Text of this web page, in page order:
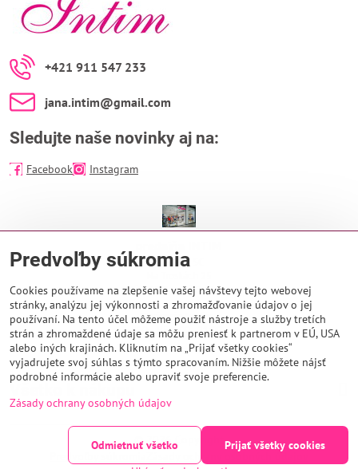
+421 911 547 233
jana​.intim​@gmail​.com
Sledujte naše novinky aj na:
Facebook Instagram
EUROPA SC
974 01 Banská Bystrica
Otváracie hodiny:
PO - NE 9:00 - 21:00
© 2026
Predvoľby súkromia
Zásady ochrany osobných údajov
Predvoľby súkromia
Cookies používame na zlepšenie vašej návštevy tejto webovej
stránky, analýzu jej výkonnosti a zhromažďovanie údajov o jej
používaní. Na tento účel môžeme použiť nástroje a služby tretích
strán a zhromaždené údaje sa môžu preniesť k partnerom v EÚ, USA
alebo iných krajinách. Kliknutím na „Prijať všetky cookies“
vyjadrujete svoj súhlas s týmto spracovaním. Nižšie môžete nájsť
podrobné informácie alebo upraviť svoje preferencie.
Zásady ochrany osobných údajov
Prijať všetky cookies
Odmietnuť všetko